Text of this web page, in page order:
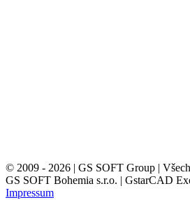
© 2009 - 2026 | GS SOFT Group |
GS SOFT Bohemia s.r.o. | GstarCAD
Impressum